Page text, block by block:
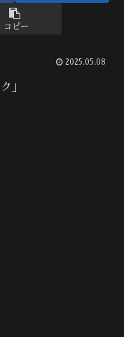
コピー
2025.05.08
」